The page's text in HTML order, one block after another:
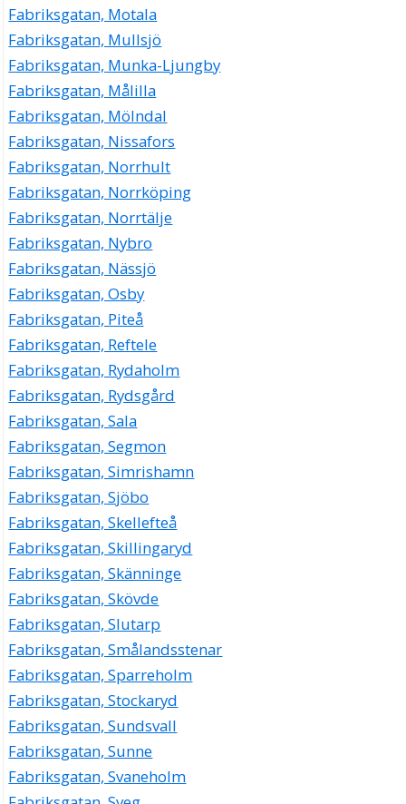
Fabriksgatan, Motala
Fabriksgatan, Mullsjö
Fabriksgatan, Munka-Ljungby
Fabriksgatan, Målilla
Fabriksgatan, Mölndal
Fabriksgatan, Nissafors
Fabriksgatan, Norrhult
Fabriksgatan, Norrköping
Fabriksgatan, Norrtälje
Fabriksgatan, Nybro
Fabriksgatan, Nässjö
Fabriksgatan, Osby
Fabriksgatan, Piteå
Fabriksgatan, Reftele
Fabriksgatan, Rydaholm
Fabriksgatan, Rydsgård
Fabriksgatan, Sala
Fabriksgatan, Segmon
Fabriksgatan, Simrishamn
Fabriksgatan, Sjöbo
Fabriksgatan, Skellefteå
Fabriksgatan, Skillingaryd
Fabriksgatan, Skänninge
Fabriksgatan, Skövde
Fabriksgatan, Slutarp
Fabriksgatan, Smålandsstenar
Fabriksgatan, Sparreholm
Fabriksgatan, Stockaryd
Fabriksgatan, Sundsvall
Fabriksgatan, Sunne
Fabriksgatan, Svaneholm